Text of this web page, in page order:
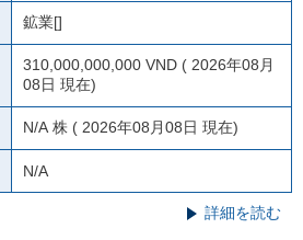
鉱業[]
310,000,000,000 VND ( 2026年08月
08日 現在)
N/A 株 ( 2026年08月08日 現在)
N/A
詳細を読む